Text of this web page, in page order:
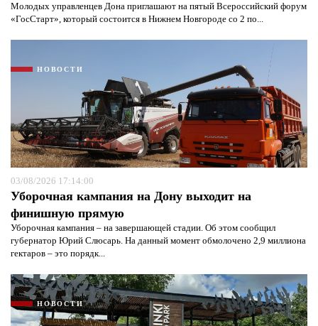
Молодых управленцев Дона приглашают на пятый Всероссийский форум
«ГосСтарт», который состоится в Нижнем Новгороде со 2 по...
НОВОСТИ
03/08/2026 17:14:00
Уборочная кампания на Дону выходит на
финишную прямую
Уборочная кампания – на завершающей стадии. Об этом сообщил
губернатор Юрий Слюсарь. На данный момент обмолочено 2,9 миллиона
гектаров – это порядк...
НОВОСТИ
Я согласен сполитикой конфиденциальности и
защиты информации*
Я согласен с политикой конфиденциальности и
защиты информации*